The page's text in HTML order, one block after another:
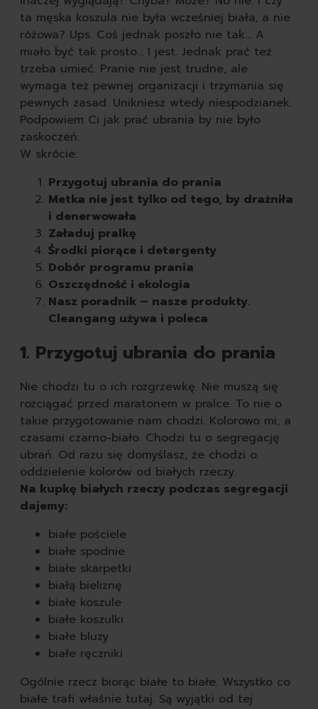
opony i felgi
tapicerka i kokpit
akcesoria
zapachy
obuwie
czyszczenie butów
szczotki do butów
czarne
brązowe
spraye do butów
rodzaj
zamszowe
odświeżacze powietrza
samochodowe
ta męska koszula nie była wcześniej biała, a nie
różowa? Ups. Coś jednak poszło nie tak… A
miało być tak prosto… I jest. Jednak prać też
trzeba umieć. Pranie nie jest trudne, ale
wymaga też pewnej organizacji i trzymania się
pewnych zasad. Unikniesz wtedy niespodzianek.
Podpowiem Ci jak prać ubrania by nie było
zaskoczeń.
W skrócie:
Przygotuj ubrania do prania
Metka nie jest tylko od tego, by drażniła
i denerwowała
Załaduj pralkę
Środki piorące i detergenty
Dobór programu prania
Oszczędność i ekologia
Nasz poradnik – nasze produkty.
Cleangang używa i poleca
1. Przygotuj ubrania do prania
Nie chodzi tu o ich rozgrzewkę. Nie muszą się
rozciągać przed maratonem w pralce. To nie o
takie przygotowanie nam chodzi. Kolorowo mi, a
czasami czarno-biało. Chodzi tu o segregację
ubrań. Od razu się domyślasz, że chodzi o
oddzielenie kolorów od białych rzeczy.
Na kupkę białych rzeczy podczas segregacji
dajemy:
białe pościele
białe spodnie
białe skarpetki
białą bieliznę
białe koszule
białe koszulki
białe bluzy
białe ręczniki
Ogólnie rzecz biorąc białe to białe. Wszystko co
białe trafi właśnie tutaj. Są wyjątki od tej